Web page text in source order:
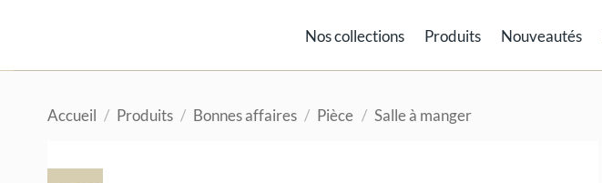
Nos collections Produits Nouveautés
Accueil / Produits / Bonnes affaires / Pièce / Salle à manger